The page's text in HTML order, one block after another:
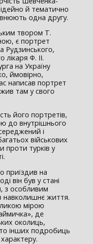
й тематично
одна другу.
твором Т.
є портрет
Рудзинського,
лікаря Ф. II.
на Україну
ймовірно,
написав портрет
там у свого
його портретів,
до внутрішнього
і
військових
проти турків у
приїздив на
він був у стані
з особливим
навколишнє життя.
мірою
де
околиць,
інших подробиць